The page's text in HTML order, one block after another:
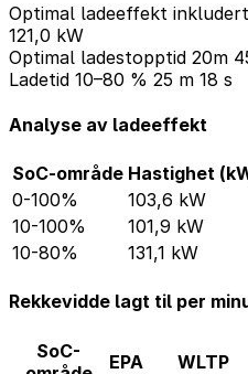
Optimal ladeeffekt
121,0 kW
Optimal ladestopptid 20m
Ladetid 10–80 % 25 m 18 s
Analyse av ladeeffekt
SoC-område Hastighet
0-100%
103,6 kW
10-100%
101,9 kW
10-80%
131,1 kW
Rekkevidde lagt til per
SoC-
EPA WLTP